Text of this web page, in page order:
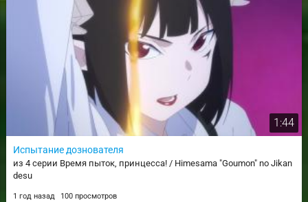
1:44
Испытание дознователя
из 4 серии Время пыток, принцесса! / Himesama "Goumon" no Jikan
desu
1 год назад 100 просмотров